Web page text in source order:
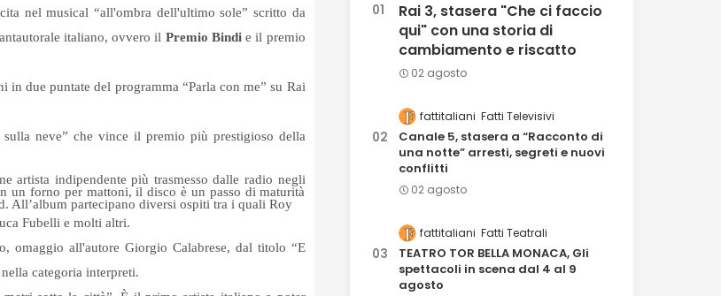
nel musical “all'ombra dell'ultimo sole” scritto da
italiano, ovvero il Premio Bindie il premio
due puntate del programma “Parla con me” su Rai
neve” che vince il premio più prestigioso della
artista indipendente più trasmesso dalle radio negli
forno per mattoni, il disco è un passo di maturità
All’album partecipano diversi ospiti tra i quali Roy
Fubelli e molti altri.
omaggio all'autore Giorgio Calabrese, dal titolo “E
categoria interpreti.
Rai 3, stasera "Che ci faccio
qui" con una storia di
cambiamento e riscatto
02 agosto
fattitaliani Fatti Televisivi
Canale 5, stasera a “Racconto di
una notte” arresti, segreti e nuovi
conflitti
02 agosto
fattitaliani Fatti Teatrali
TEATRO TOR BELLA MONACA, Gli
spettacoli in scena dal 4 al 9
agosto